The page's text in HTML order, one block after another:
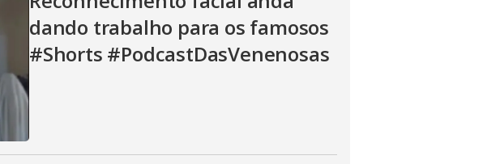
dando trabalho para os famosos
#Shorts #PodcastDasVenenosas